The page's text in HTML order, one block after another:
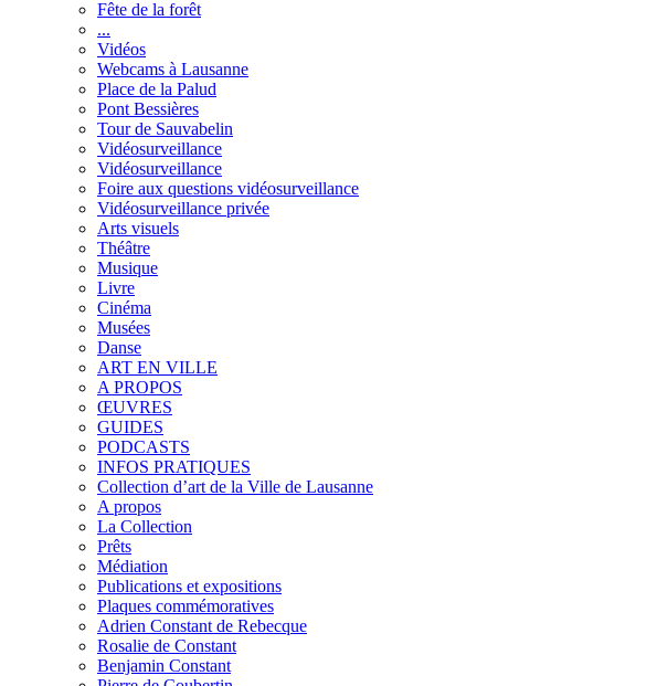
Fête de la forêt
...
Vidéos
Webcams à Lausanne
Place de la Palud
Pont Bessières
Tour de Sauvabelin
Vidéosurveillance
Vidéosurveillance
Foire aux questions vidéosurveillance
Vidéosurveillance privée
Arts visuels
Théâtre
Musique
Livre
Cinéma
Musées
Danse
ART EN VILLE
A PROPOS
ŒUVRES
GUIDES
PODCASTS
INFOS PRATIQUES
Collection d’art de la Ville de Lausanne
A propos
La Collection
Prêts
Médiation
Publications et expositions
Plaques commémoratives
Adrien Constant de Rebecque
Rosalie de Constant
Benjamin Constant